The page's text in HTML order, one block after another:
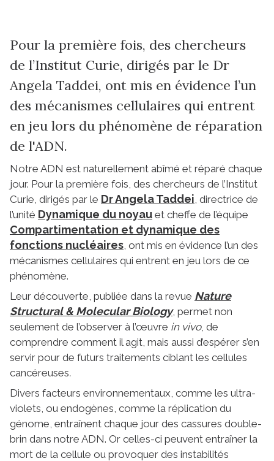
Pour la première fois, des chercheurs
de l’Institut Curie, dirigés par le Dr
Angela Taddei, ont mis en évidence l’un
des mécanismes cellulaires qui entrent
en jeu lors du phénomène de réparation
de l'ADN.
Notre ADN est naturellement abîmé et réparé chaque
jour. Pour la première fois, des chercheurs de l’Institut
Curie, dirigés par le Dr Angela Taddei , directrice de
l’unité Dynamique du noyau et cheffe de l’équipe
Compartimentation et dynamique des
fonctions nucléaires , ont mis en évidence l’un des
mécanismes cellulaires qui entrent en jeu lors de ce
phénomène.
Leur découverte, publiée dans la revue Nature
Structural & Molecular Biology, permet non
seulement de l’observer à l’œuvre in vivo, de
comprendre comment il agit, mais aussi d’espérer s’en
servir pour de futurs traitements ciblant les cellules
cancéreuses.
Divers facteurs environnementaux, comme les ultra-
violets, ou endogènes, comme la réplication du
génome, entraînent chaque jour des cassures double-
brin dans notre ADN. Or celles-ci peuvent entraîner la
mort de la cellule ou provoquer des instabilités